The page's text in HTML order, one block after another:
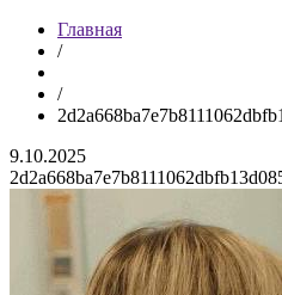
Главная
/
/
9.10.2025